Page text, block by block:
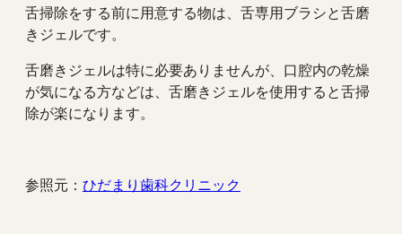
舌掃除をする前に用意する物は、舌専用ブラシと舌磨
きジェルです。
舌磨きジェルは特に必要ありませんが、口腔内の乾燥
が気になる方などは、舌磨きジェルを使用すると舌掃
除が楽になります。
参照元： ひだまり歯科クリニック